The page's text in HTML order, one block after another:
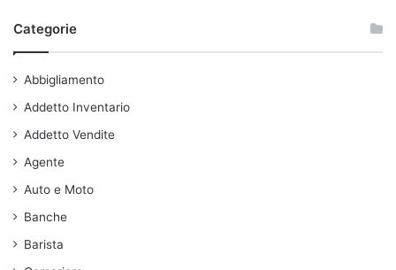
Categorie
Abbigliamento
Addetto Inventario
Addetto Vendite
Agente
Auto e Moto
Banche
Barista